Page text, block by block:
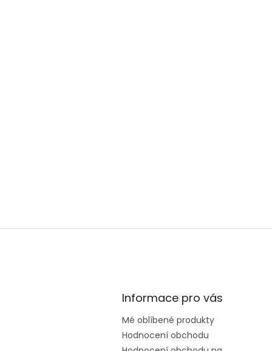
Informace pro vás
Mé oblíbené produkty
Hodnocení obchodu